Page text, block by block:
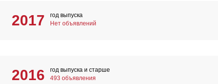
2017
год выпуска
Нет объявлений
2016
год выпуска и старше
493 объявления